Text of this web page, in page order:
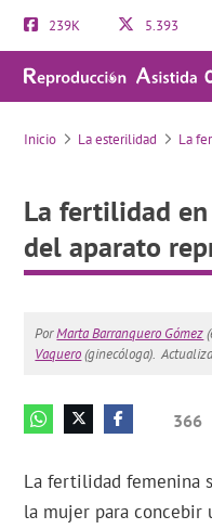
239K 5.393
Inicio La esterilidad La
La fertilidad
del aparato
PorMarta Barranquero Gómez
Vaquero(ginecóloga).
366
La fertilidad femenina
la mujer para